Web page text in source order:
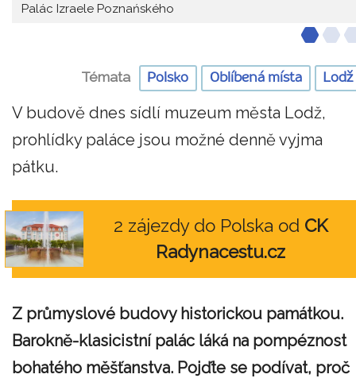
Palác Izraele Poznańského
Témata Polsko Oblíbená místa Lodž
V budově dnes sídlí muzeum města Lodž,
prohlídky paláce jsou možné denně vyjma
pátku.
2 zájezdy do Polska od CK
Radynacestu.cz
Z průmyslové budovy historickou památkou.
Barokně-klasicistní palác láká na pompéznost
bohatého měšťanstva. Pojďte se podívat, proč